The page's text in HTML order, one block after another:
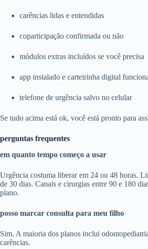
carências lidas e entendidas
coparticipação confirmada ou não
módulos extras incluídos se você precisa
app instalado e carteirinha digital
telefone de urgência salvo no celular
Se tudo acima está ok, você está pronto para
perguntas frequentes
em quanto tempo começo a usar
Urgência costuma liberar em 24 ou 48 horas.
de 30 dias. Canais e cirurgias entre 90 e 180
plano.
posso marcar consulta para meu filho
Sim. A maioria dos planos inclui
carências.